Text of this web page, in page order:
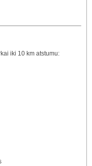
iki 10 km atstumu: